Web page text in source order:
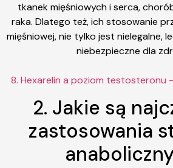
tkanek mięśniowych i serca,
raka. Dlatego też, ich stosowanie
mięśniowej, nie tylko jest nielegalne,
niebezpieczne dla
8. Hexarelin a poziom testosteronu
2. Jakie są
zastosowania